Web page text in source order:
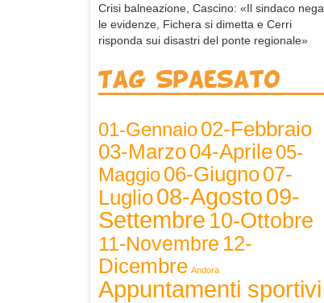
Crisi balneazione, Cascino: «Il sindaco nega
le evidenze, Fichera si dimetta e Cerri
risponda sui disastri del ponte regionale»
Tag Spaesato
01-Gennaio02-Febbraio
03-Marzo04-Aprile05-
Maggio06-Giugno07-
Luglio08-Agosto09-
Settembre 10-Ottobre
11-Novembre 12-
Dicembre Andora
Appuntamenti sportivi